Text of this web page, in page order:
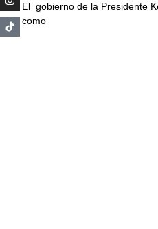
El gobierno de la Presidente
como